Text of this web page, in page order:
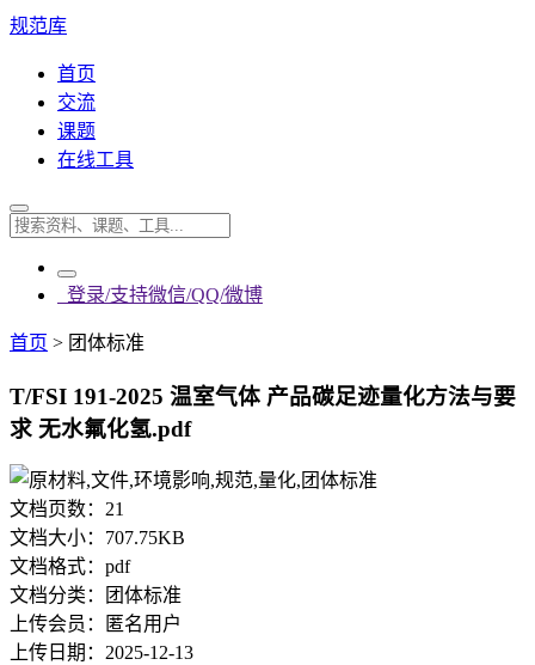
规范库
首页
交流
课题
在线工具
登录/支持微信/QQ/微博
首页 > 团体标准
T/FSI 191-2025 温室气体 产品碳足迹量化方法与要
求 无水氟化氢.pdf
文档页数： 21
文档大小： 707.75KB
文档格式： pdf
文档分类：
团体标准
上传会员：
匿名用户
上传日期： 2025-12-13